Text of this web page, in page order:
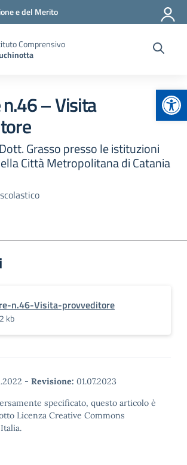
e del Merito
Comprensivo
– Visita
Grasso presso le istituzioni
Città Metropolitana di Catania
n.46-Visita-provveditore
kb
- Revisione: 01.07.2023
specificato, questo articolo è
Licenza Creative Commons